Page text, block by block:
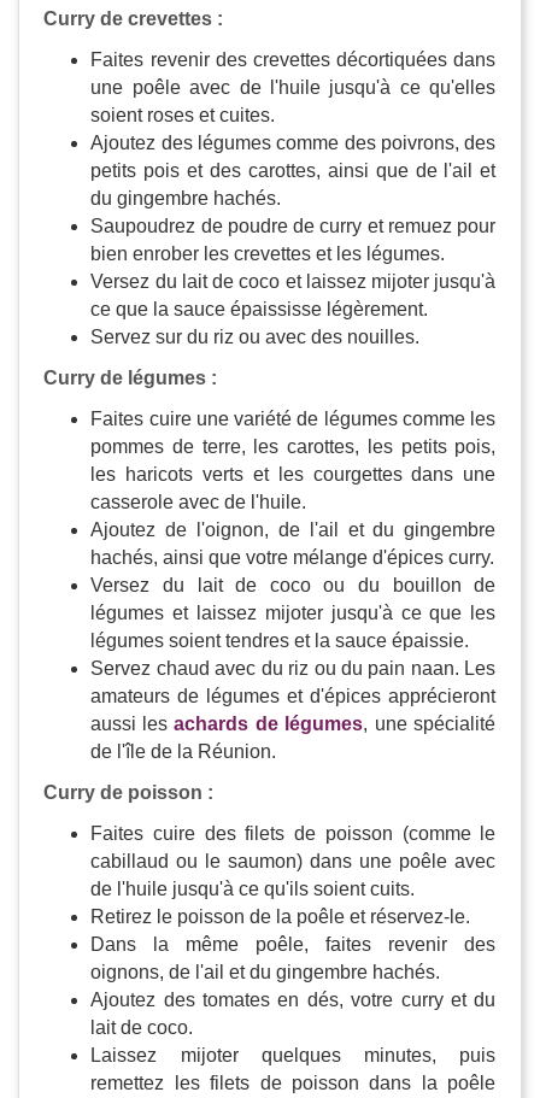
Curry de crevettes :
Faites revenir des crevettes décortiquées dans
une poêle avec de l'huile jusqu'à ce qu'elles
soient roses et cuites.
Ajoutez des légumes comme des poivrons, des
petits pois et des carottes, ainsi que de l'ail et
du gingembre hachés.
Saupoudrez de poudre de curry et remuez pour
bien enrober les crevettes et les légumes.
Versez du lait de coco et laissez mijoter jusqu'à
ce que la sauce épaississe légèrement.
Servez sur du riz ou avec des nouilles.
Curry de légumes :
Faites cuire une variété de légumes comme les
pommes de terre, les carottes, les petits pois,
les haricots verts et les courgettes dans une
casserole avec de l'huile.
Ajoutez de l'oignon, de l'ail et du gingembre
hachés, ainsi que votre mélange d'épices curry.
Versez du lait de coco ou du bouillon de
légumes et laissez mijoter jusqu'à ce que les
légumes soient tendres et la sauce épaissie.
Servez chaud avec du riz ou du pain naan. Les
amateurs de légumes et d'épices apprécieront
aussi lesachards de légumes, une spécialité
de l'île de la Réunion.
Curry de poisson :
Faites cuire des filets de poisson (comme le
cabillaud ou le saumon) dans une poêle avec
de l'huile jusqu'à ce qu'ils soient cuits.
Retirez le poisson de la poêle et réservez-le.
Dans la même poêle, faites revenir des
oignons, de l'ail et du gingembre hachés.
Ajoutez des tomates en dés, votre curry et du
lait de coco.
Laissez mijoter quelques minutes, puis
remettez les filets de poisson dans la poêle